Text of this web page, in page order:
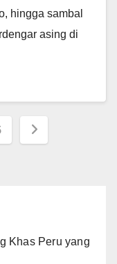
hingga sambal
asing di
Khas Peru yang